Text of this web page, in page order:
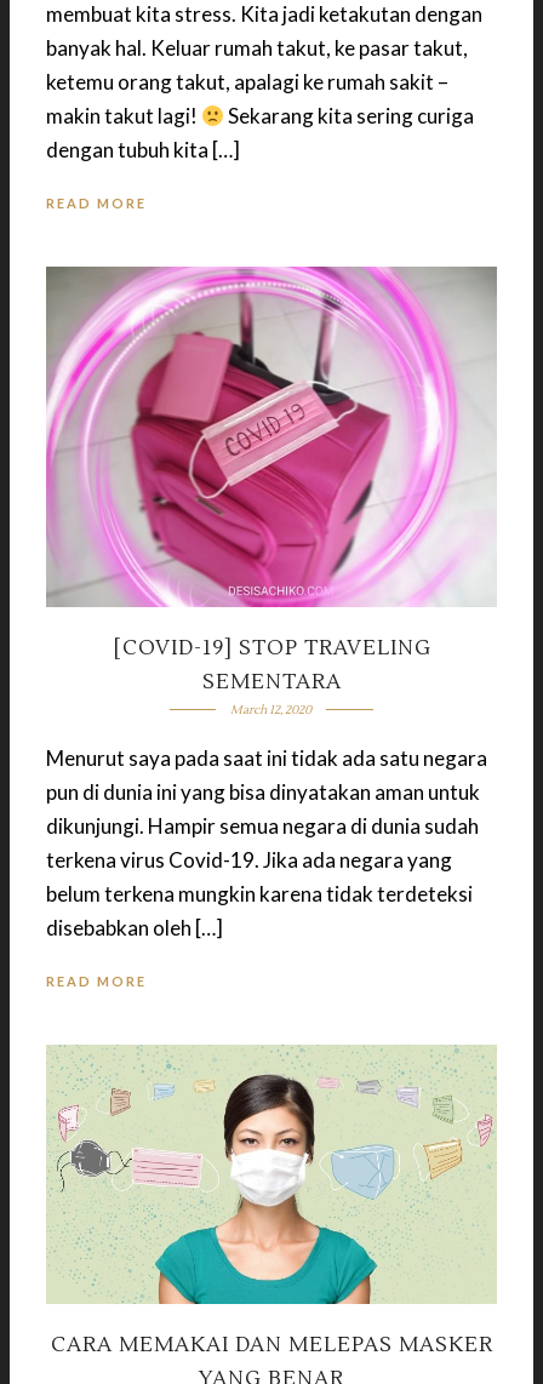
membuat kita stress. Kita jadi ketakutan dengan
banyak hal. Keluar rumah takut, ke pasar takut,
ketemu orang takut, apalagi ke rumah sakit –
makin takut lagi!
Sekarang kita sering curiga
dengan tubuh kita […]
READ MORE
[COVID-19] STOP TRAVELING
SEMENTARA
March 12, 2020
Menurut saya pada saat ini tidak ada satu negara
pun di dunia ini yang bisa dinyatakan aman untuk
dikunjungi. Hampir semua negara di dunia sudah
terkena virus Covid-19. Jika ada negara yang
belum terkena mungkin karena tidak terdeteksi
disebabkan oleh […]
READ MORE
CARA MEMAKAI DAN MELEPAS MASKER
YANG BENAR